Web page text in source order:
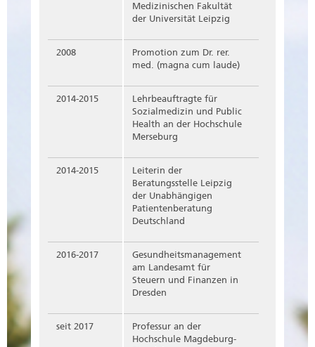
Medizinischen Fakultät
der Universität Leipzig
2008
Promotion zum Dr. rer.
med. (magna cum laude)
2014-2015
Lehrbeauftragte für
Sozialmedizin und Public
Health an der Hochschule
Merseburg
2014-2015
Leiterin der
Beratungsstelle Leipzig
der Unabhängigen
Patientenberatung
Deutschland
2016-2017
Gesundheitsmanagement
am Landesamt für
Steuern und Finanzen in
Dresden
seit 2017
Professur an der
Hochschule Magdeburg-